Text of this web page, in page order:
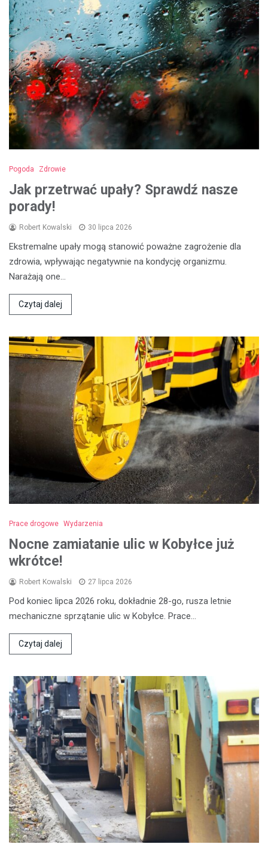
Pogoda Zdrowie
Jak przetrwać upały? Sprawdź nasze
porady!
Robert Kowalski 30 lipca 2026
Ekstremalne upały mogą stanowić poważne zagrożenie dla
zdrowia, wpływając negatywnie na kondycję organizmu.
Narażają one…
Czytaj dalej
Prace drogowe Wydarzenia
Nocne zamiatanie ulic w Kobyłce już
wkrótce!
Robert Kowalski 27 lipca 2026
Pod koniec lipca 2026 roku, dokładnie 28-go, rusza letnie
mechaniczne sprzątanie ulic w Kobyłce. Prace…
Czytaj dalej